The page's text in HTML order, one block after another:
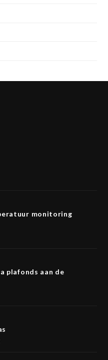
monitoring
plafonds aan de